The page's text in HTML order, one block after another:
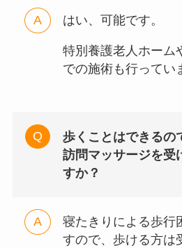
はい、可能です。
特別養護老人ホーム
での施術も行ってい
歩くことはできるの
訪問マッサージを受
すか？
寝たきりによる歩行
すので、歩ける方は